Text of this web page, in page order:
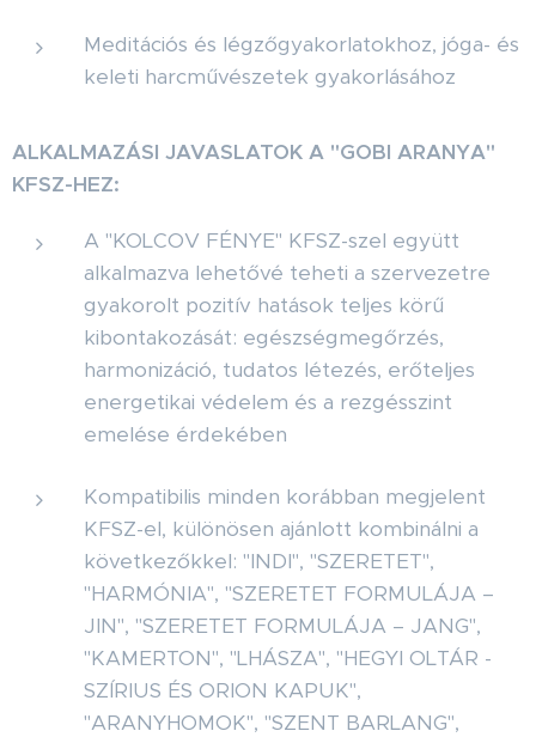
Meditációs és légzőgyakorlatokhoz, jóga- és
keleti harcművészetek gyakorlásához
ALKALMAZÁSI JAVASLATOK A "GOBI ARANYA"
KFSZ-HEZ:
A "KOLCOV FÉNYE" KFSZ-szel együtt
alkalmazva lehetővé teheti a szervezetre
gyakorolt pozitív hatások teljes körű
kibontakozását: egészségmegőrzés,
harmonizáció, tudatos létezés, erőteljes
energetikai védelem és a rezgésszint
emelése érdekében
Kompatibilis minden korábban megjelent
KFSZ-el, különösen ajánlott kombinálni a
következőkkel: "INDI", "SZERETET",
"HARMÓNIA", "SZERETET FORMULÁJA –
JIN", "SZERETET FORMULÁJA – JANG",
"KAMERTON", "LHÁSZA", "HEGYI OLTÁR -
SZÍRIUS ÉS ORION KAPUK",
"ARANYHOMOK", "SZENT BARLANG",